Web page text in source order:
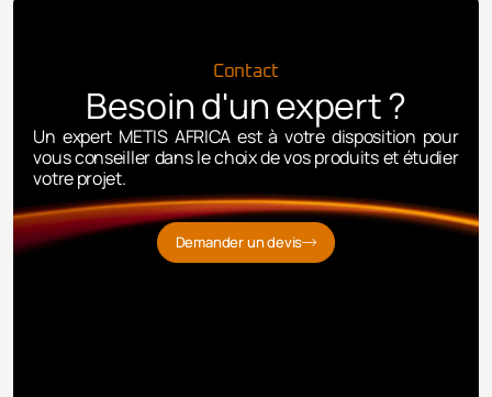
Contact
Besoin d'un expert ?
Un expert METIS AFRICA est à votre disposition pour
vous conseiller dans le choix de vos produits et étudier
votre projet.
Demander un devis